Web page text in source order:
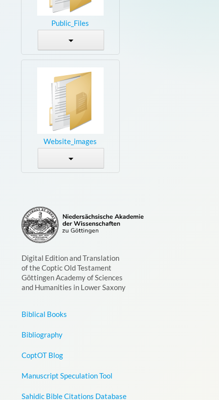
Public_Files
Website_images
Digital Edition and Translation
of the Coptic Old Testament
Göttingen Academy of Sciences
and Humanities in Lower Saxony
Biblical Books
Bibliography
CoptOT Blog
Manuscript Speculation Tool
Sahidic Bible Citations Database